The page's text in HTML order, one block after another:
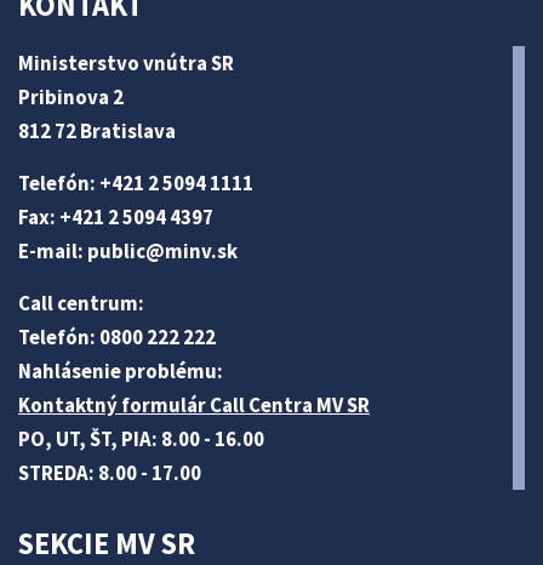
Ministerstvo vnútra SR
Pribinova 2
812 72 Bratislava
Telefón: +421 2 5094 1111
Fax: +421 2 5094 4397
E-mail: public@minv.sk
Call centrum:
Telefón: 0800 222 222
Nahlásenie problému:
Kontaktný formulár Call Centra MV SR
PO, UT, ŠT, PIA: 8.00 - 16.00
STREDA: 8.00 - 17.00
SEKCIE MV SR